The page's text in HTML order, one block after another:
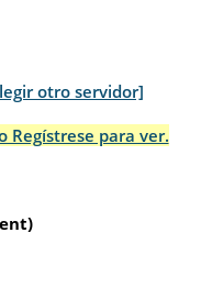
otro servidor]
Regístrese para ver.